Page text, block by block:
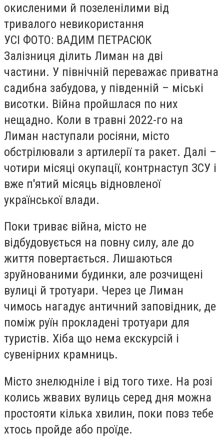
окисленими й позеленілими від
тривалого невикористання
УСІ ФОТО: ВАДИМ ПЕТРАСЮК
Залізниця ділить Лиман на дві
частини. У північній переважає приватна
садибна забудова, у південній – міські
висотки. Війна пройшлася по них
нещадно. Коли в травні 2022-го на
Лиман наступали росіяни, місто
обстрілювали з артилерії та ракет. Далі –
чотири місяці окупації, контрнаступ ЗСУ і
вже п'ятий місяць відновленої
української влади.
Поки триває війна, місто не
відбудовується на повну силу, але до
життя повертається. Лишаються
зруйнованими будинки, але розчищені
вулиці й тротуари. Через це Лиман
чимось нагадує античний заповідник, де
поміж руїн прокладені тротуари для
туристів. Хіба що нема екскурсій і
сувенірних крамниць.
Місто знелюдніле і від того тихе. На розі
колись жвавих вулиць серед дня можна
простояти кілька хвилин, поки повз тебе
хтось пройде або проїде.